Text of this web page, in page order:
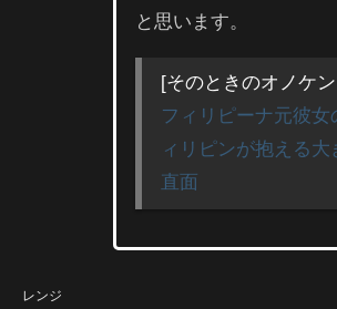
と思います。
[そのときのオノケン
フィリピーナ元彼女
ィリピンが抱える大
直面
レンジ